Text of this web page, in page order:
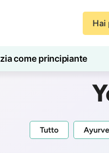
Hai
come principiante
Blog
Tutto